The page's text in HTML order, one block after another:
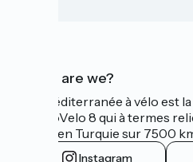
Who are we?
La Méditerranée à vélo est
l'EuroVelo 8 qui à termes
Izmir en Turquie sur 7500
Instagram